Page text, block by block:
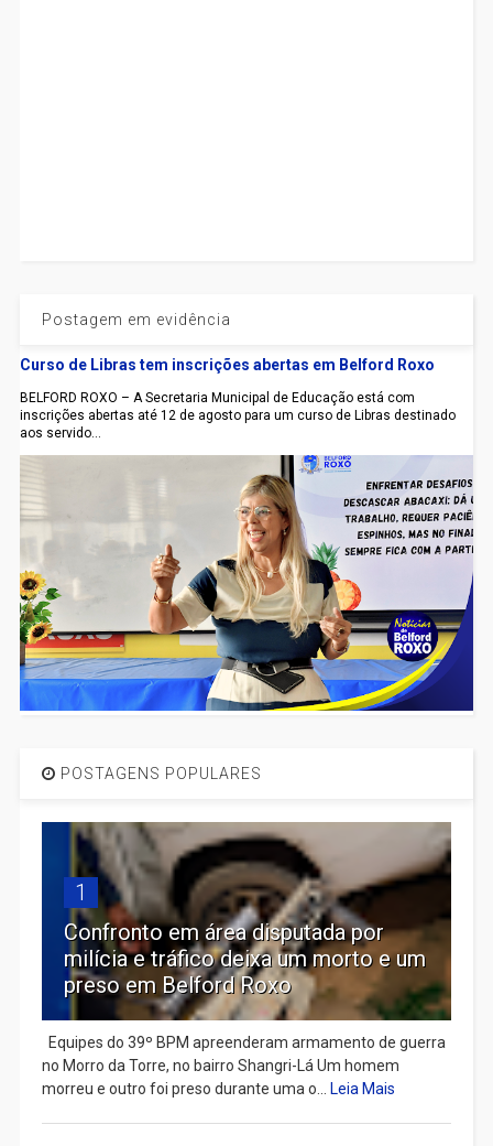
Postagem em evidência
Curso de Libras tem inscrições abertas em Belford Roxo
BELFORD ROXO – A Secretaria Municipal de Educação está com
inscrições abertas até 12 de agosto para um curso de Libras destinado
aos servido...
POSTAGENS POPULARES
1
Confronto em área disputada por
milícia e tráfico deixa um morto e um
preso em Belford Roxo
Equipes do 39º BPM apreenderam armamento de guerra
no Morro da Torre, no bairro Shangri-Lá Um homem
morreu e outro foi preso durante uma o...
Leia Mais